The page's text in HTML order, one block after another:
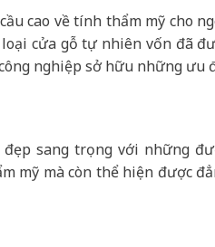
cao về tính thẩm mỹ cho
loại cửa gỗ tự nhiên vốn đã
nghiệp sở hữu những ưu
sang trọng với những
mỹ mà còn thể hiện được